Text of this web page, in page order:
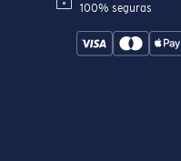
100% seguras